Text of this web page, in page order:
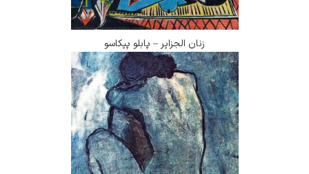
زنان الجزایر – پابلو پیکاسو